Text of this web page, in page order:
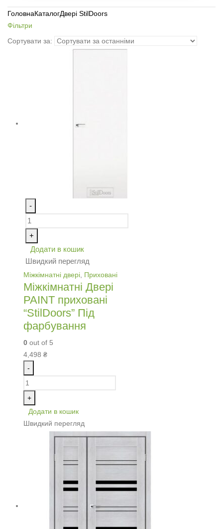
ГоловнаКаталогДвері StilDoors
Фільтри
Сортувати за:
-
+
Додати в кошик
Швидкий перегляд
Міжкімнатні двері, Приховані
Міжкімнатні Двері
PAINT приховані
“StilDoors” Під
фарбування
0 out of 5
4,498 ₴
-
+
Додати в кошик
Швидкий перегляд